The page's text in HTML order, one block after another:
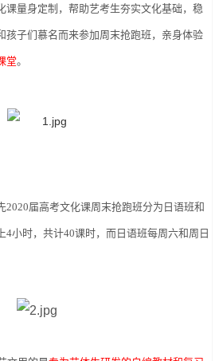
课量身定制，帮助艺考生夯实文化基础，稳
孩子们慕名而来参加周末抢跑班，亲身体验
堂。
2020届高考文化课周末抢跑班分为日语班和
4小时，共计40课时，而日语班每周六和周日